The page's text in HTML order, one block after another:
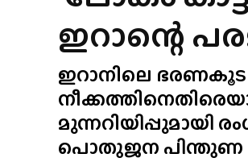
ഇറാന്റെ
ഇറാനിലെ ഭരണകൂട
മുന്നറിയിപ്പുമായി
പൊതുജന പിന്തുണ